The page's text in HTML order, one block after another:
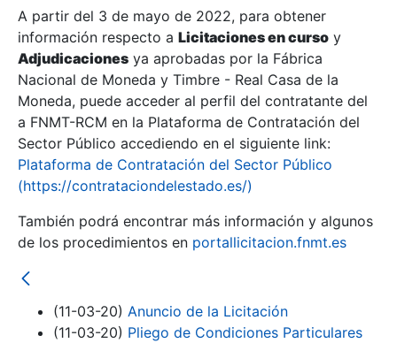
Show/Hide
Show/Hide
Show/Hide
A partir del 3 de mayo de 2022, para obtener
información respecto a Licitaciones en curso y
Adjudicaciones ya aprobadas por la Fábrica
Nacional de Moneda y Timbre - Real Casa de la
Moneda, puede acceder al perfil del contratante del
a FNMT-RCM en la Plataforma de Contratación del
Sector Público accediendo en el siguiente link:
Plataforma de Contratación del Sector Público
(https://contrataciondelestado.es/)
También podrá encontrar más información y algunos
de los procedimientos en portallicitacion.fnmt.es
(11-03-20) Anuncio de la Licitación
(11-03-20) Pliego de Condiciones Particulares